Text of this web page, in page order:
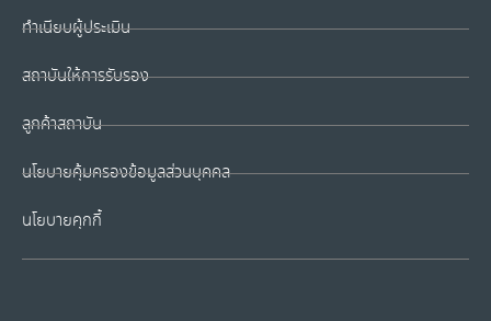
ทำเนียบผู้ประเมิน
สถาบันให้การรับรอง
ลูกค้าสถาบัน
นโยบายคุ้มครองข้อมูลส่วนบุคคล
นโยบายคุกกี้